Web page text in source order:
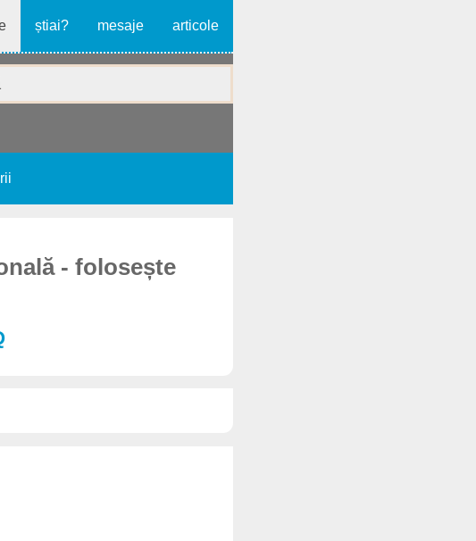
știai? mesaje articole
- folosește